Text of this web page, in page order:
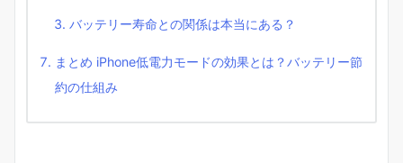
バッテリー寿命との関係は本当にある？
まとめ iPhone低電力モードの効果とは？バッテリー節
約の仕組み